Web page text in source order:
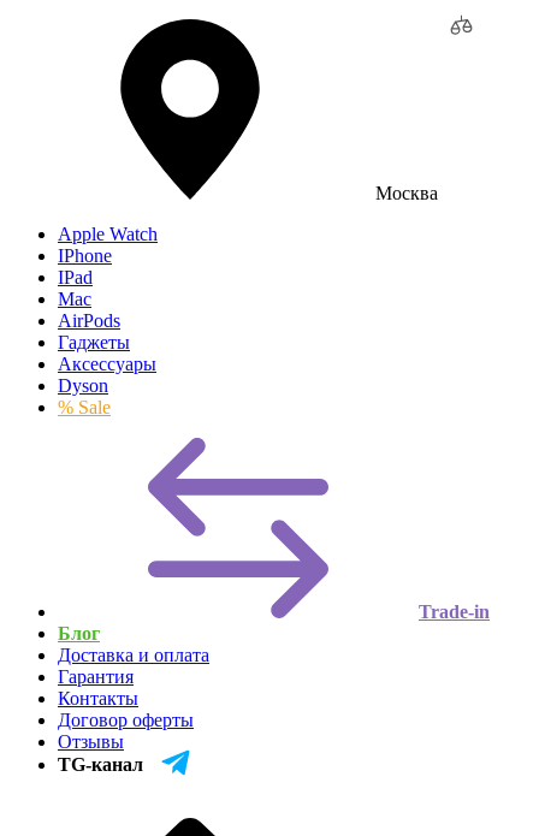
Москва
Apple Watch
IPhone
IPad
Mac
AirPods
Гаджеты
Аксессуары
Dyson
% Sale
Trade-in
Блог
Доставка и оплата
Гарантия
Контакты
Договор оферты
Отзывы
TG-канал